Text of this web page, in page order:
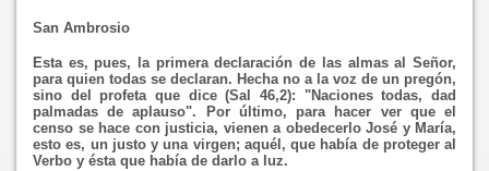
San Ambrosio
Esta es, pues, la primera declaración de las almas al Señor,
para quien todas se declaran. Hecha no a la voz de un pregón,
sino del profeta que dice (Sal 46,2): "Naciones todas, dad
palmadas de aplauso". Por último, para hacer ver que el
censo se hace con justicia, vienen a obedecerlo José y María,
esto es, un justo y una virgen; aquél, que había de proteger al
Verbo y ésta que había de darlo a luz.